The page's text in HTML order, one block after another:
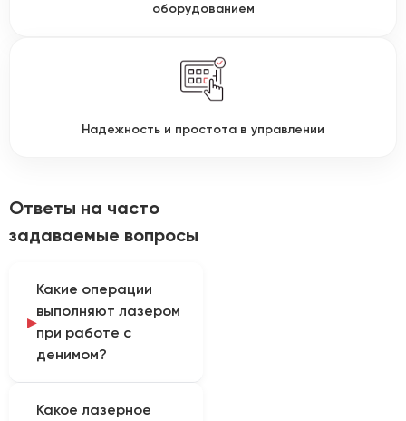
оборудованием
Надежность и простота в управлении
Ответы на часто
задаваемые вопросы
Какие операции
выполняют лазером
при работе с
денимом?
раскроя деталей,
Какое лазерное